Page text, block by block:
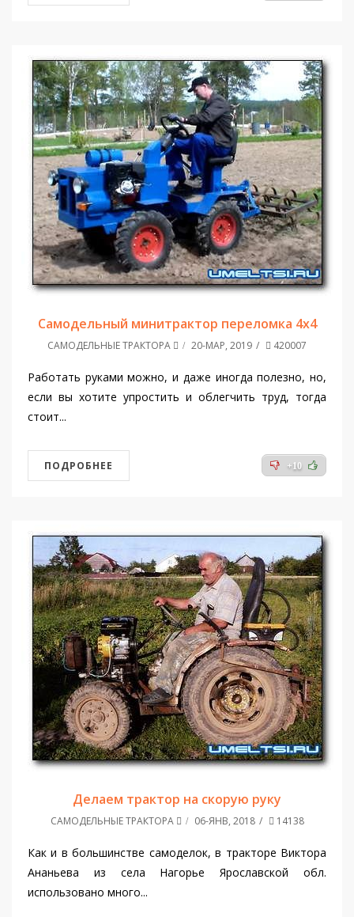
Самодельный минитрактор переломка 4х4
САМОДЕЛЬНЫЕ ТРАКТОРА 20-МАР, 2019 420007
Работать руками можно, и даже иногда полезно, но,
если вы хотите упростить и облегчить труд, тогда
стоит...
+10
ПОДРОБНЕЕ
Делаем трактор на скорую руку
САМОДЕЛЬНЫЕ ТРАКТОРА 06-ЯНВ, 2018 14138
Как и в большинстве самоделок, в тракторе Виктора
Ананьева из села Нагорье Ярославской обл.
использовано много...